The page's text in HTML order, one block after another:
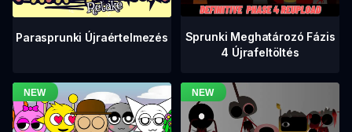
Parasprunki Újraértelmezés
Sprunki Meghatározó Fázis
4 Újrafeltöltés